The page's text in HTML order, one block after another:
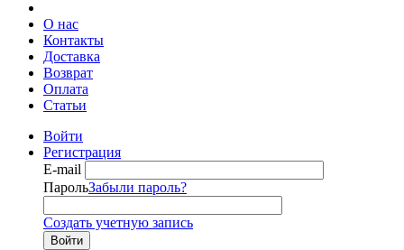
О нас
Контакты
Доставка
Возврат
Оплата
Статьи
Войти
Регистрация
E-mail
ПарольЗабыли пароль?
Создать учетную запись
Войти